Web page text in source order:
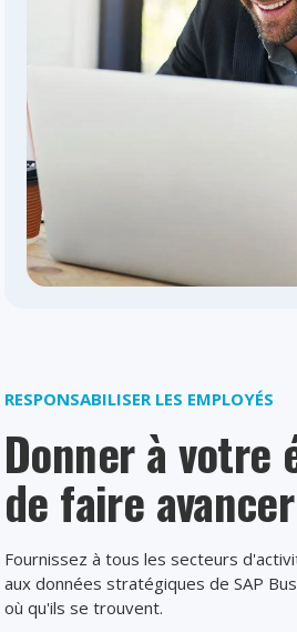
RESPONSABILISER LES EMPLOYÉS
Donner à votre
de faire
Fournissez à tous les secteurs
aux données stratégiques de SAP
où qu'ils se trouvent.